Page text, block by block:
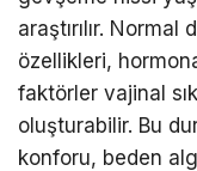
araştırılır.
özellikleri,
faktörler vajinal
oluşturabilir. Bu
konforu, beden